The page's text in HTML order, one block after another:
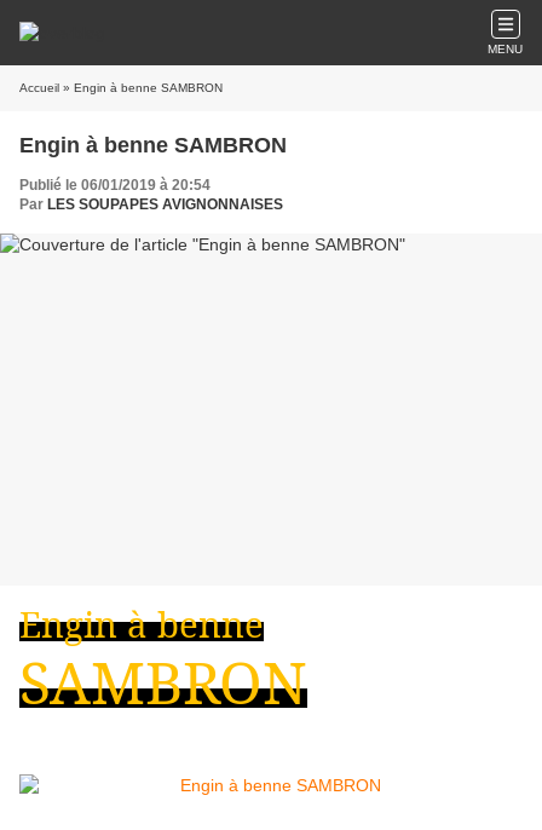
MENU
Accueil » Engin à benne SAMBRON
Engin à benne SAMBRON
Publié le 06/01/2019 à 20:54
Par LES SOUPAPES AVIGNONNAISES
Engin à benne
SAMBRON